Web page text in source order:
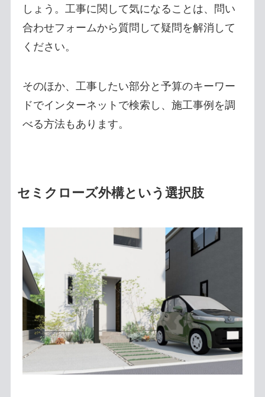
しょう。工事に関して気になることは、問い
合わせフォームから質問して疑問を解消して
ください。
そのほか、工事したい部分と予算のキーワー
ドでインターネットで検索し、施工事例を調
べる方法もあります。
セミクローズ外構という選択肢